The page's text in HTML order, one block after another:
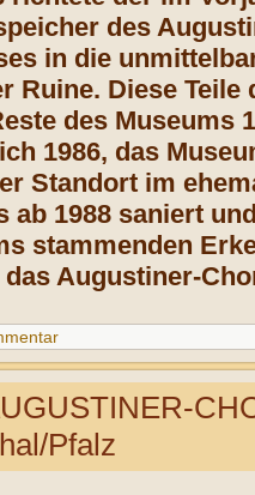
des
in die
Ruine. Diese
des Museums
1986, das
Standort im
1988 saniert
stammenden
das Augustiner-
Pfalz